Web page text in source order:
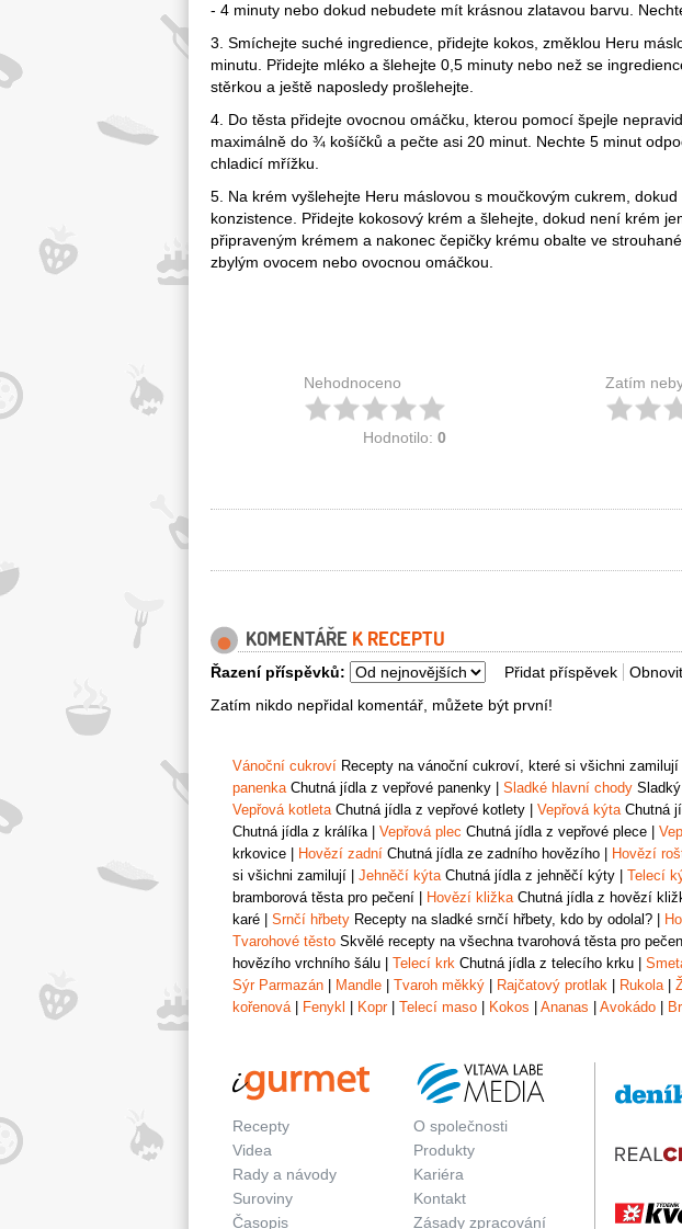
- 4 minuty nebo dokud nebudete mít krásnou zlatavou barvu.
3. Smíchejte suché ingredience, přidejte kokos, změklou Heru
minutu. Přidejte mléko a šlehejte 0,5 minuty nebo než se
stěrkou a ještě naposledy prošlehejte.
4. Do těsta přidejte ovocnou omáčku, kterou pomocí špejle
maximálně do ¾ košíčků a pečte asi 20 minut. Nechte 5 minut
chladicí mřížku.
5. Na krém vyšlehejte Heru máslovou s moučkovým cukrem,
konzistence. Přidejte kokosový krém a šlehejte, dokud není krém
připraveným krémem a nakonec čepičky krému obalte ve
zbylým ovocem nebo ovocnou omáčkou.
Nehodnoceno
Hodnotilo: 0
Zatím
KOMENTÁŘE K RECEPTU
Přidat příspěvek
Řazení příspěvků:
Zatím nikdo nepřidal komentář, můžete být první!
Vánoční cukroví Recepty na vánoční cukroví, které si všichni zamilují
panenkaChutná jídla z vepřové panenky Sladké hlavní chody
Vepřová kotletaChutná jídla z vepřové kotlety Vepřová kýtaChutná
Chutná jídla z králíka| Vepřová plec Chutná jídla z vepřové plece
krkovice
Hovězí zadní Chutná jídla ze zadního hovězího Hovězí
si všichni zamilují
Jehněčí kýtaChutná jídla z jehněčí kýty Telecí
bramborová těsta pro pečení
Hovězí kližkaChutná jídla z hovězí
karé
Srnčí hřbety Recepty na sladké srnčí hřbety, kdo by odolal?
Tvarohové těsto Skvělé recepty na všechna tvarohová těsta pro
hovězího vrchního šálu
Telecí krk Chutná jídla z telecího krku
Sýr Parmazán
Mandle Tvaroh měkký Rajčatový protlak Rukola|
kořenová| Fenykl Kopr| Telecí maso Kokos Ananas Avokádo
Recepty
Videa
Rady a návody
Suroviny
Časopis
O společnosti
Produkty
Kariéra
Kontakt
Zásady zpracování